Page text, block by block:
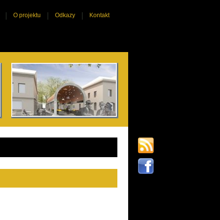
O projektu Odkazy Kontakt